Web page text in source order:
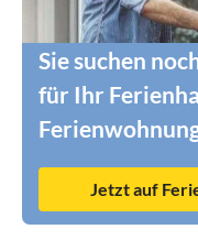
Sie suchen
für Ihr
Jetzt auf